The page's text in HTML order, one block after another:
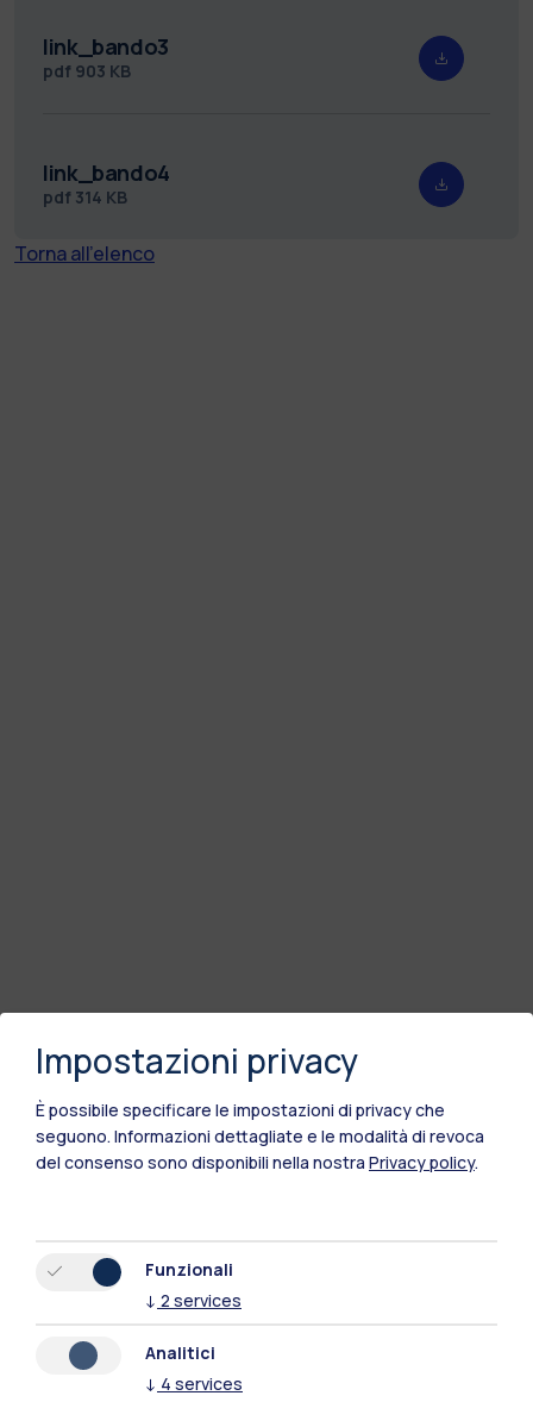
link_bando3
pdf 903 KB
link_bando4
pdf 314 KB
Torna all'elenco
Polimi Community
Tutti i siti dell’ecosistema
Impostazioni privacy
È possibile specificare le impostazioni di privacy che
seguono. Informazioni dettagliate e le modalità di revoca
del consenso sono disponibili nella nostra Privacy policy.
Funzionali
↓ 2 services
Analitici
↓ 4 services